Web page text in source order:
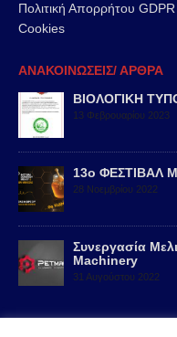
Πολιτική Απορρήτου GDPR
Cookies
ΑΝΑΚΟΙΝΩΣΕΙΣ/ ΑΡΘΡΑ
ΒΙΟΛΟΓΙΚΗ
13 Φεβρουαρίου 2023
13ο ΦΕΣΤΙΒΑΛ
28 Νοεμβρίου 2022
Συνεργασία
Machinery
31 Αυγούστου 2022